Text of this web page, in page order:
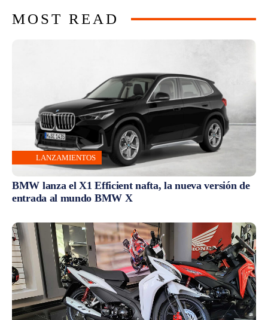
MOST READ
LANZAMIENTOS
BMW lanza el X1 Efficient nafta, la nueva versión de
entrada al mundo BMW X